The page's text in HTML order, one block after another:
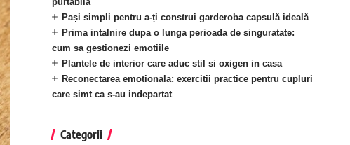
Pași simpli pentru a-ți construi garderoba capsulă ideală
Prima intalnire dupa o lunga perioada de singuratate:
cum sa gestionezi emotiile
Plantele de interior care aduc stil si oxigen in casa
Reconectarea emotionala: exercitii practice pentru cupluri
care simt ca s-au indepartat
Categorii